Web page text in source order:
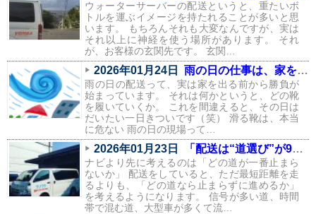
ウォーターサーバーの配送というと、重たいボ
トルを運ぶイメージを持たれることが多いと思
います。 もちろんそれも大変なんですが、実は
それ以上に神経を使う場所があります。 それ
が、お客様の玄関先です。 玄関…
2026年01月24日 雨の日の仕事は、家を出る前から始まっている
雨の日の配送って、実は家を出る前から勝負が
始まっています。 それは何かというと、どの靴
を履いていくか。 これを間違えると、その日は
だいたい一日きついです（笑） 滑る靴は、本当
に危ない 雨の日の現場って…
2026年01月23日 「配送は“道選び”が9割。信号と渋滞を避けるルートの話」
ナビより先に考えるのは「どの道が一番止まら
ないか」 配送をしていると、ただ最短距離を走
るよりも、「どの道なら止まらずに進めるか」
を考えるようになります。 信号が多い道、時間
帯で混む道、大型車が多くて流…